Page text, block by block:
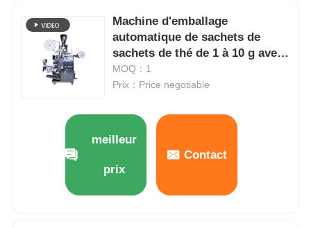
Machine d'emballage
automatique de sachets de
sachets de thé de 1 à 10 g avec
sac intérieur et extérieur
MOQ：1
Prix：Price negotiable
meilleur
prix
Contact